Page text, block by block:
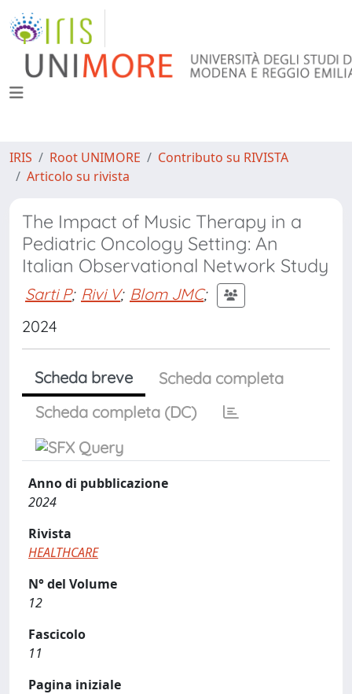
IRIS Root UNIMORE
Contributo su RIVISTA
Articolo su rivista
The Impact of Music Therapy in a
Pediatric Oncology Setting: An
Italian Observational Network Study
Sarti P; Rivi V; Blom JMC;
2024
Scheda breve
Scheda completa
Scheda completa (DC)
Anno di pubblicazione
2024
Rivista
HEALTHCARE
N° del Volume
12
Fascicolo
11
Pagina iniziale